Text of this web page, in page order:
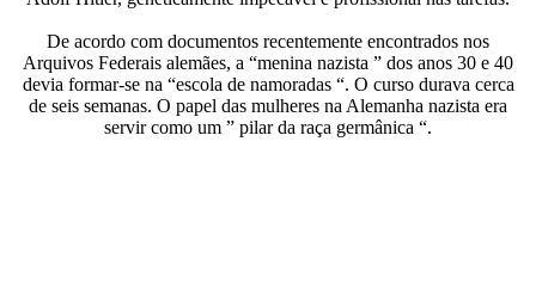
De acordo com documentos recentemente encontrados nos
Arquivos Federais alemães, a “menina nazista ” dos anos 30 e 40
devia formar-se na “escola de namoradas “. O curso durava cerca
de seis semanas. O papel das mulheres na Alemanha nazista era
servir como um ” pilar da raça germânica “.